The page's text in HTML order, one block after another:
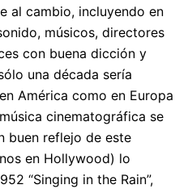
al cambio, incluyendo en
músicos, directores
con buena dicción y
una década sería
América como en Europa
cinematográfica se
buen reflejo de este
en Hollywood) lo
“Singing in the Rain”,